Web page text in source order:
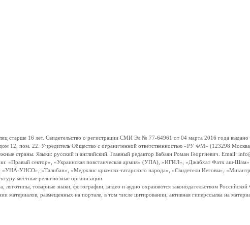
16 лет. Свидетельство о регистрации СМИ Эл № 77-64961 от 04 марта 2016 года
12, пом. 22. Учредитель Общество с ограниченной ответственностью «РУ ФМ» (123298
страны. Языки: русский и английский. Главный редактор Бабаян Роман Георгиевич. Email:
«Правый сектор», «Украинская повстанческая армия» (УПА), «ИГИЛ», «Джабхат Фатх аш-
УНСО», «Талибан», «Меджлис крымско-татарского народа», «Свидетели Иеговы»,
местные религиозные организации.
логотипы, товарные знаки, фотографии, видео и аудио охраняются законодательством
материалов, размещенных на портале, в том числе цитировании, активная гиперссылка на